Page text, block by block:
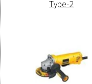
Type-2